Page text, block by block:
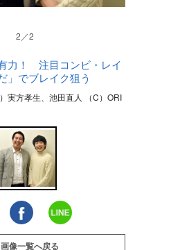
2／2
力！ 注目コンビ・レイ
」でブレイク狙う
実方孝生、池田直人 （C）ORI
画像一覧へ戻る